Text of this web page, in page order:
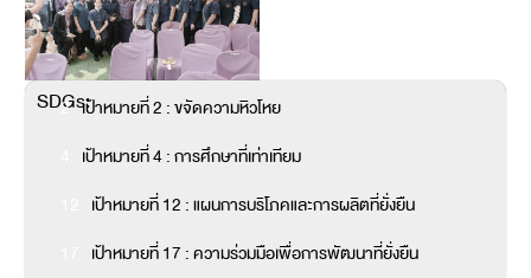
SDGs:
2 เป้าหมายที่ 2 : ขจัดความหิวโหย
เป้าหมายที่ 4 : การศึกษาที่เท่าเทียม
เป้าหมายที่ 12 : แผนการบริโภคและการผลิตที่ยั่งยืน
เป้าหมายที่ 17 : ความร่วมมือเพื่อการพัฒนาที่ยั่งยืน